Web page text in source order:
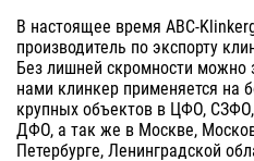
В настоящее время ABC-
производитель по экспорту
Без лишней скромности можно
нами клинкер применяется на
крупных объектов в ЦФО,
ДФО, а так же в Москве,
Петербурге, Ленинградской